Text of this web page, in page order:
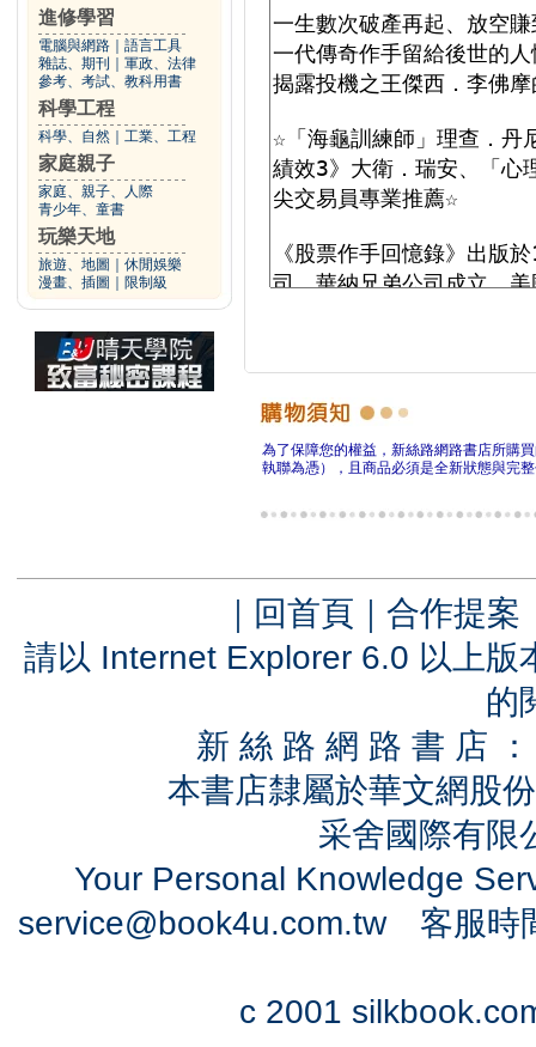
進修學習
電腦與網路
語言工具
雜誌、期刊
軍政、法律
參考、考試、教科用書
科學工程
科學、自然 工業、工程
家庭親子
家庭、親子、人際
青少年、童書
玩樂天地
旅遊、地圖
休閒娛樂
漫畫、插圖
限制級
為了保障您的權益，新絲路網路書店所購
執聯為憑），且商品必須是全新狀態與完
｜ 回首頁 ｜ 合作提案
請以 Internet Explorer 6.0 以上
的
新 絲 路 網 路 書 店
本書店隸屬於華文網股
采舍國際有
Your Personal Knowledge
service@book4u.com.tw客服時
c 2001